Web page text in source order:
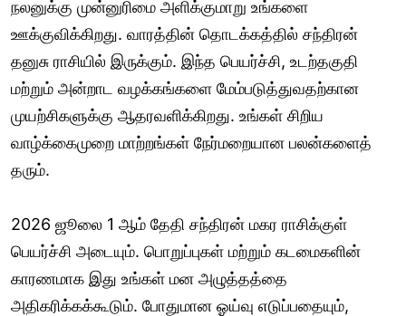
நலனுக்கு முன்னுரிமை அளிக்குமாறு உங்களை
ஊக்குவிக்கிறது. வாரத்தின் தொடக்கத்தில் சந்திரன்
தனுசு ராசியில் இருக்கும். இந்த பெயர்ச்சி, உடற்தகுதி
மற்றும் அன்றாட வழக்கங்களை மேம்படுத்துவதற்கான
முயற்சிகளுக்கு ஆதரவளிக்கிறது. உங்கள் சிறிய
வாழ்க்கைமுறை மாற்றங்கள் நேர்மறையான பலன்களைத்
தரும்.
2026 ஜூலை 1 ஆம் தேதி சந்திரன் மகர ராசிக்குள்
பெயர்ச்சி அடையும். பொறுப்புகள் மற்றும் கடமைகளின்
காரணமாக இது உங்கள் மன அழுத்தத்தை
அதிகரிக்கக்கூடும். போதுமான ஓய்வு எடுப்பதையும்,